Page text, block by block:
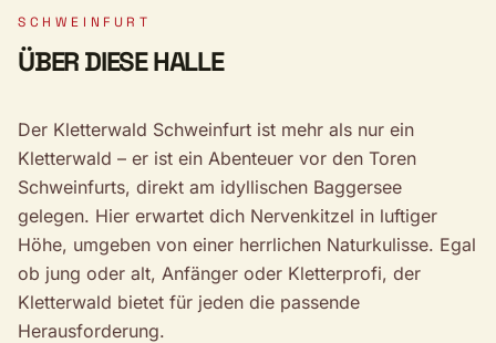
SCHWEINFURT
ÜBER DIESE HALLE
Der Kletterwald Schweinfurt ist mehr als nur ein
Kletterwald – er ist ein Abenteuer vor den Toren
Schweinfurts, direkt am idyllischen Baggersee
gelegen. Hier erwartet dich Nervenkitzel in luftiger
Höhe, umgeben von einer herrlichen Naturkulisse. Egal
ob jung oder alt, Anfänger oder Kletterprofi, der
Kletterwald bietet für jeden die passende
Herausforderung.